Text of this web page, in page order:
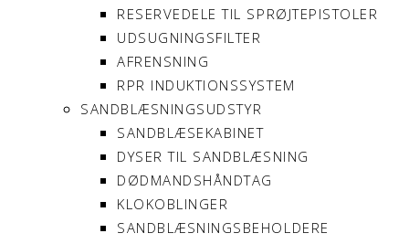
RESERVEDELE TIL SPRØJTEPISTOLER
UDSUGNINGSFILTER
AFRENSNING
RPR INDUKTIONSSYSTEM
SANDBLÆSNINGSUDSTYR
SANDBLÆSEKABINET
DYSER TIL SANDBLÆSNING
DØDMANDSHÅNDTAG
KLOKOBLINGER
SANDBLÆSNINGSBEHOLDERE